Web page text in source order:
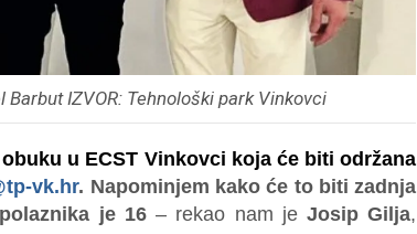
IZVOR: Tehnološki park Vinkovci
u ECST Vinkovci koja će biti održana
vk.hr. Napominjem kako će to biti zadnja
je 16– rekao nam jeJosip Gilja,